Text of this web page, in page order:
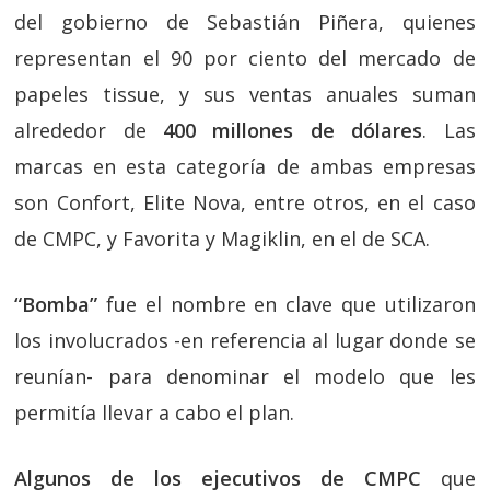
del gobierno de Sebastián Piñera, quienes
representan el 90 por ciento del mercado de
papeles tissue, y sus ventas anuales suman
alrededor de 400 millones de dólares. Las
marcas en esta categoría de ambas empresas
son Confort, Elite Nova, entre otros, en el caso
de CMPC, y Favorita y Magiklin, en el de SCA.
“Bomba” fue el nombre en clave que utilizaron
los involucrados -en referencia al lugar donde se
reunían- para denominar el modelo que les
permitía llevar a cabo el plan.
Algunos de los ejecutivos de CMPC que